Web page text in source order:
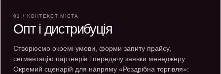
01 / КОНТЕКСТ МІСТА
Опт і дистрибуція
Створюємо окремі умови, форми запиту прайсу,
сегментацію партнерів і передачу заявки менеджеру.
Окремий сценарій для напряму «Роздрібна торгівля»: